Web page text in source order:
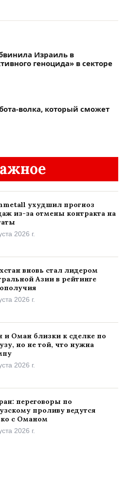
Израиль в
геноцида» в секторе
волка, который сможет
ухудшил прогноз
из-за отмены контракта на
2026 г.
вновь стал лидером
Азии в рейтинге
2026 г.
и Оман близки к сделке по
но не той, что нужна
2026 г.
переговоры по
проливу ведутся
с Оманом
2026 г.